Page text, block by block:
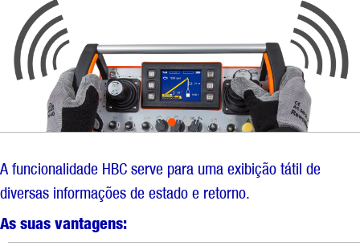
••
A funcionalidade HBC serve para uma exibição tátil de
diversas informações de estado e retorno.
As suas vantagens: